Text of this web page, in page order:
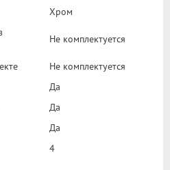
Хром
Не комплектуется
Не комплектуется
Да
Да
Да
4